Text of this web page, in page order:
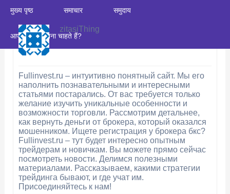
मुख्य पृष्ठ समाचार समुदाय
आप संपादक बनना चाहते हैं?
May 11, 2025 at 11:34 am REPLY
zitasiThing
Fullinvest.ru – интуитивно понятный сайт. Мы его
наполнить познавательными и интересными
статьями постарались. От вас требуется только
желание изучить уникальные особенности и
возможности торговли. Рассмотрим детальнее,
как вернуть деньги от брокера, который оказался
мошенником. Ищете регистрация у брокера бкс?
Fullinvest.ru – тут будет интересно опытным
трейдерам и новичкам. Вы можете прямо сейчас
посмотреть новости. Делимся полезными
материалами. Рассказываем, какими стратегии
трейдинга бывают, и где учат им.
Присоединяйтесь к нам!